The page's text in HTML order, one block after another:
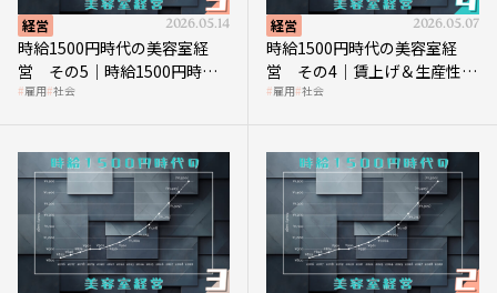
経営 2026.05.14
時給1500円時代の美容室経
営 その5｜時給1500円時代
の到来は美容業の収益構造を
雇用 社会
経営 2026.05.07
時給1500円時代の美容室経
営 その4｜賃上げ＆生産性向
上につなげる賢い助成金活用
雇用 社会